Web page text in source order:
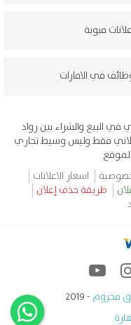
مبوبة
في الامارات
البيع والشراء بين رواد
فقط وليس وسيط تجاري
اسعار الاعلانات
طريقة حذف إعلان
محروم - 2019